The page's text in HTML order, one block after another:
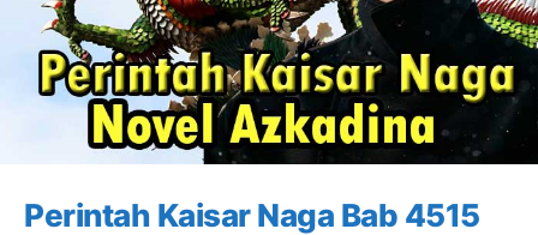
Perintah Kaisar Naga Bab 4515